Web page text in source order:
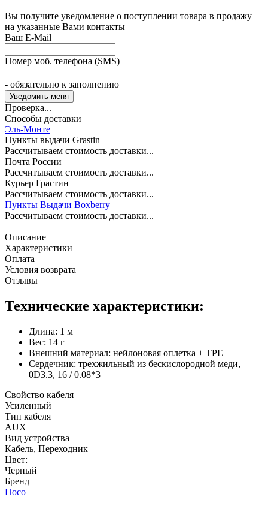
Вы получите уведомление о поступлении товара в продажу
на указанные Вами контакты
Ваш E-Mail
Номер моб. телефона (SMS)
- обязательно к заполнению
Проверка...
Способы доставки
Эль-Монте
Пункты выдачи Grastin
Рассчитываем стоимость доставки...
Почта России
Рассчитываем стоимость доставки...
Курьер Грастин
Рассчитываем стоимость доставки...
Пункты Выдачи Boxberry
Рассчитываем стоимость доставки...
Описание
Характеристики
Оплата
Условия возврата
Отзывы
Технические характеристики:
Длина: 1 м
Вес: 14 г
Внешний материал: нейлоновая оплетка + TPE
Сердечник: трехжильный из бескислородной меди,
0D3.3, 16 / 0.08*3
Свойство кабеля
Усиленный
Тип кабеля
AUX
Вид устройства
Кабель, Переходник
Цвет:
Черный
Бренд
Hoco